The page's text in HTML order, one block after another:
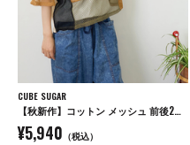
CUBE SUGAR
【秋新作】コットン メッシュ 前後2WAY 切替 プルオーバー
¥5,940 （税込）